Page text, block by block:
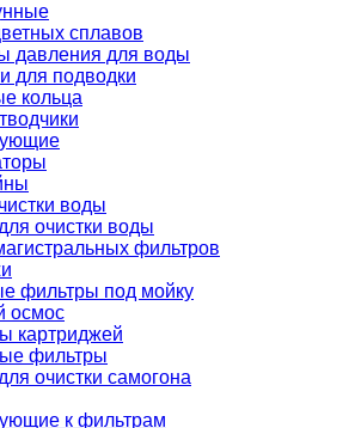
сплавов
давления для воды
для подводки
кольца
воды
очистки воды
фильтров
фильтры под мойку
осмос
картриджей
фильтры
очистки самогона
к фильтрам